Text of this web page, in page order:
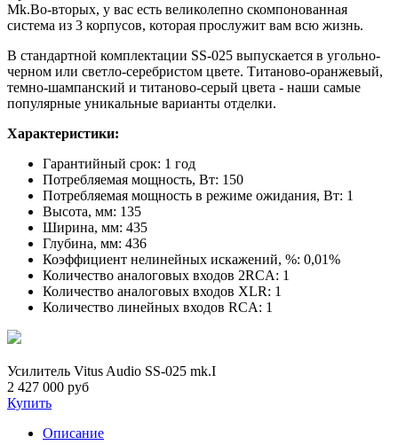
Mk.Во-вторых, у вас есть великолепно скомпонованная
система из 3 корпусов, которая прослужит вам всю жизнь.
В стандартной комплектации SS-025 выпускается в угольно-
черном или светло-серебристом цвете. Титаново-оранжевый,
темно-шампанский и титаново-серый цвета - наши самые
популярные уникальные варианты отделки.
Характеристики:
Гарантийный срок: 1 год
Потребляемая мощность, Вт: 150
Потребляемая мощность в режиме ожидания, Вт: 1
Высота, мм: 135
Ширина, мм: 435
Глубина, мм: 436
Коэффициент нелинейных искажений, %: 0,01%
Количество аналоговых входов 2RCA: 1
Количество аналоговых входов XLR: 1
Количество линейных входов RCA: 1
Усилитель Vitus Audio SS-025 mk.I
2 427 000 руб
Купить
Описание